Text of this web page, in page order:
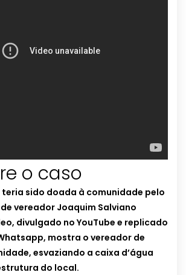
o caso
teria sido doada à comunidade pelo
vereador Joaquim Salviano
divulgado no YouTube e replicado
mostra o vereador de
esvaziando a caixa d’água
do local.